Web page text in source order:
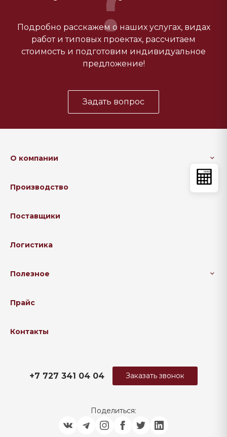
Подробно расскажем о наших услугах, видах
работ и типовых проектах, рассчитаем
стоимость и подготовим индивидуальное
предложение!
Задать вопрос
О компании
Производство
Поставщики
Логистика
Полезное
Прайс
Контакты
+7 727 341 04 04 Заказать звонок
Поделиться: